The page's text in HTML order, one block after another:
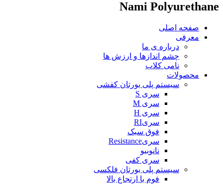
Nami Polyurethane
صفحه اصلی
معرفی
درباره ی ما
چشم اندازها و ارزش ها
نامی کلاب
محصولات
سیستم پلی یورتان کفشی
سری S
سری M
سری H
سریRI
فوق سبک
سریResistance
نانوبیو
سری کفی
سیستم پلی یورتان فلکسی
فوم با ارتجاع بالا